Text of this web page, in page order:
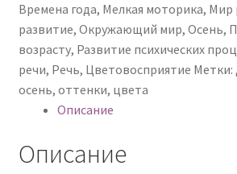
Времена года, Мелкая моторика, Мир
развитие, Окружающий мир, Осень,
возрасту, Развитие психических
речи, Речь, Цветовосприятие Метки:
осень, оттенки, цвета
Описание
Описание